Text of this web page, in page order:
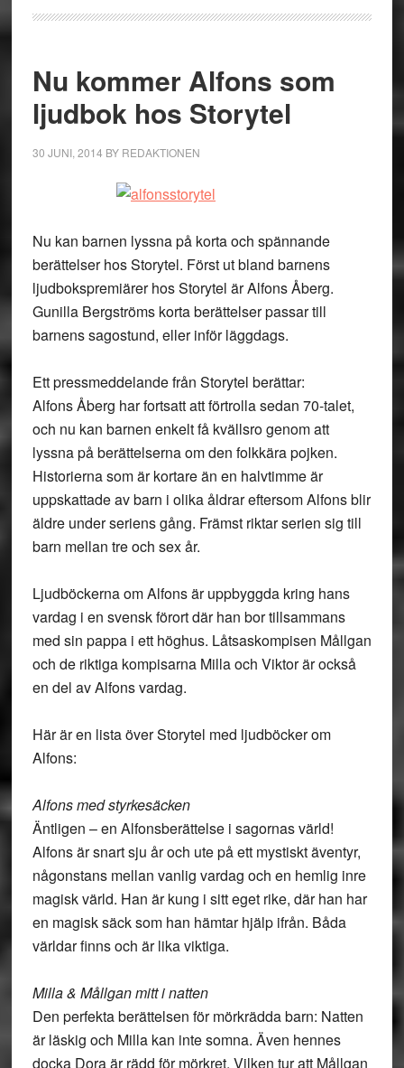
Nu kommer Alfons som
ljudbok hos Storytel
30 JUNI, 2014 BY REDAKTIONEN
Nu kan barnen lyssna på korta och spännande
berättelser hos Storytel. Först ut bland barnens
ljudbokspremiärer hos Storytel är Alfons Åberg.
Gunilla Bergströms korta berättelser passar till
barnens sagostund, eller inför läggdags.
Ett pressmeddelande från Storytel berättar:
Alfons Åberg har fortsatt att förtrolla sedan 70-talet,
och nu kan barnen enkelt få kvällsro genom att
lyssna på berättelserna om den folkkära pojken.
Historierna som är kortare än en halvtimme är
uppskattade av barn i olika åldrar eftersom Alfons blir
äldre under seriens gång. Främst riktar serien sig till
barn mellan tre och sex år.
Ljudböckerna om Alfons är uppbyggda kring hans
vardag i en svensk förort där han bor tillsammans
med sin pappa i ett höghus. Låtsaskompisen Mållgan
och de riktiga kompisarna Milla och Viktor är också
en del av Alfons vardag.
Här är en lista över Storytel med ljudböcker om
Alfons:
Alfons med styrkesäcken
Äntligen – en Alfonsberättelse i sagornas värld!
Alfons är snart sju år och ute på ett mystiskt äventyr,
någonstans mellan vanlig vardag och en hemlig inre
magisk värld. Han är kung i sitt eget rike, där han har
en magisk säck som han hämtar hjälp ifrån. Båda
världar finns och är lika viktiga.
Milla & Mållgan mitt i natten
Den perfekta berättelsen för mörkrädda barn: Natten
är läskig och Milla kan inte somna. Även hennes
docka Dora är rädd för mörkret. Vilken tur att Mållgan